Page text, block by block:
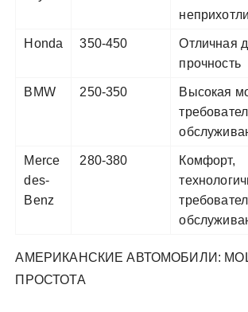
Honda 350-450
Отличная
прочность
BMW 250-350
Высокая
Merce
des-
Benz
280-380
Комфорт,
АМЕРИКАНСКИЕ АВТОМОБИЛИ:
ПРОСТОТА